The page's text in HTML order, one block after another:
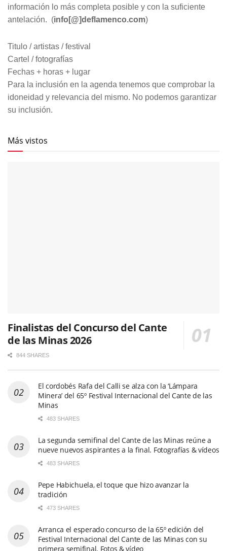
información lo más completa posible y con la suficiente
antelación. (info[@]deflamenco.com)
Titulo / artistas / festival
Cartel / fotografías
Fechas + horas + lugar
Para la inclusión en la agenda tenemos que comprobar la
idoneidad y relevancia del mismo. No podemos garantizar
su inclusión.
Más vistos
Finalistas del Concurso del Cante
de las Minas 2026
844 SHARES
El cordobés Rafa del Calli se alza con la ‘Lámpara
Minera’ del 65º Festival Internacional del Cante de las
Minas
483 SHARES
La segunda semifinal del Cante de las Minas reúne a
nueve nuevos aspirantes a la final. Fotografías & vídeos
483 SHARES
Pepe Habichuela, el toque que hizo avanzar la
tradición
473 SHARES
Arranca el esperado concurso de la 65º edición del
Festival Internacional del Cante de las Minas con su
primera semifinal. Fotos & vídeo